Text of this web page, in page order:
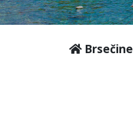
Brsečine